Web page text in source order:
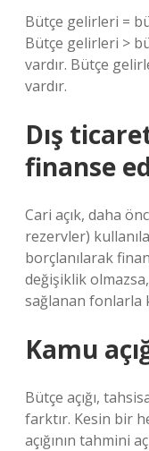
Bütçe gelirleri =
Bütçe gelirleri >
vardır. Bütçe
vardır.
Dış
finanse
Cari açık, daha
rezervler)
borçlanılarak
değişiklik olmazsa,
sağlanan fonlarla
Kamu
Bütçe açığı,
farktır. Kesin bir
açığının tahmini